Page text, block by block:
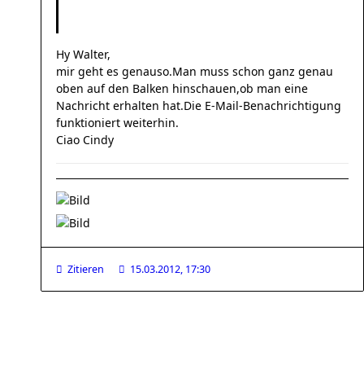
Hy Walter,
mir geht es genauso.Man muss schon ganz genau
oben auf den Balken hinschauen,ob man eine
Nachricht erhalten hat.Die E-Mail-Benachrichtigung
funktioniert weiterhin.
Ciao Cindy
Zitieren 15.03.2012, 17:30